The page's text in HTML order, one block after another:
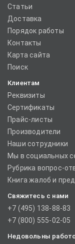
Статьи
Доставка
Порядок работы
Контакты
Карта сайта
Поиск
Клиентам
Реквизиты
Сертификаты
Прайс-листы
Производители
Наши сотрудники
Мы в социальных
Рубрика вопрос-
Книга жалоб и
Свяжитесь с нами
+7 (495) 138-88-83
+7 (800) 555-02-05
Недовольны